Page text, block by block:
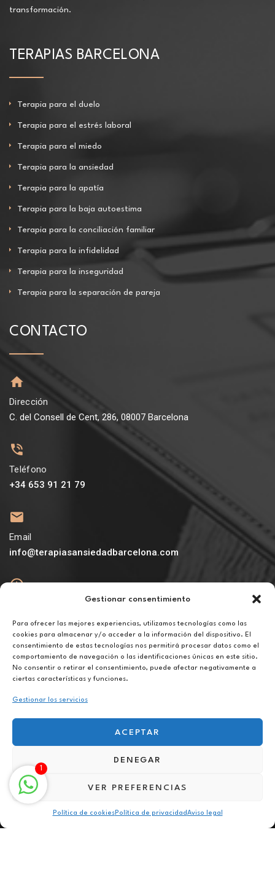
Gestionar consentimiento
Para ofrecer las mejores experiencias, utilizamos tecnologías como las
cookies para almacenar y/o acceder a la información del dispositivo. El
consentimiento de estas tecnologías nos permitirá procesar datos como el
comportamiento de navegación o las identificaciones únicas en este sitio.
No consentir o retirar el consentimiento, puede afectar negativamente a
ciertas características y funciones.
Gestionar los servicios
ACEPTAR
DENEGAR
VER PREFERENCIAS
Política de cookiesPolítica de privacidadAviso legal
transformación.
TERAPIAS BARCELONA
Terapia para el duelo
Terapia para el estrés laboral
Terapia para el miedo
Terapia para la ansiedad
Terapia para la apatía
Terapia para la baja autoestima
Terapia para la conciliación familiar
Terapia para la infidelidad
Terapia para la inseguridad
Terapia para la separación de pareja
CONTACTO
Dirección
C. del Consell de Cent, 286, 08007 Barcelona
Teléfono
+34 653 91 21 79
Email
info@terapiasansiedadbarcelona.com
De lunes a viernes de 10h a 20h
Aviso legal
Política de privacidad
Política de cookies
Hipnoterapia en Papiol
1